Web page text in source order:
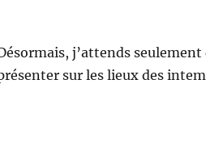
j’attends
sur les lieux des